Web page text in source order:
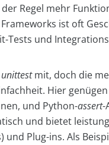
Regel mehr
ist oft
Tests und
unittestmit, doch die
Hier
und Python-assert-
und bietet
Plug-ins. Als